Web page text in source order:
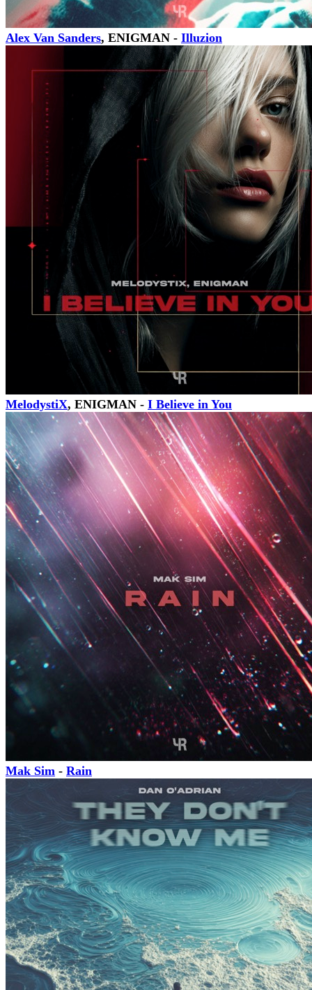
Alex Van Sanders, ENIGMAN - Illuzion
MelodystiX, ENIGMAN - I Believe in You
Mak Sim - Rain